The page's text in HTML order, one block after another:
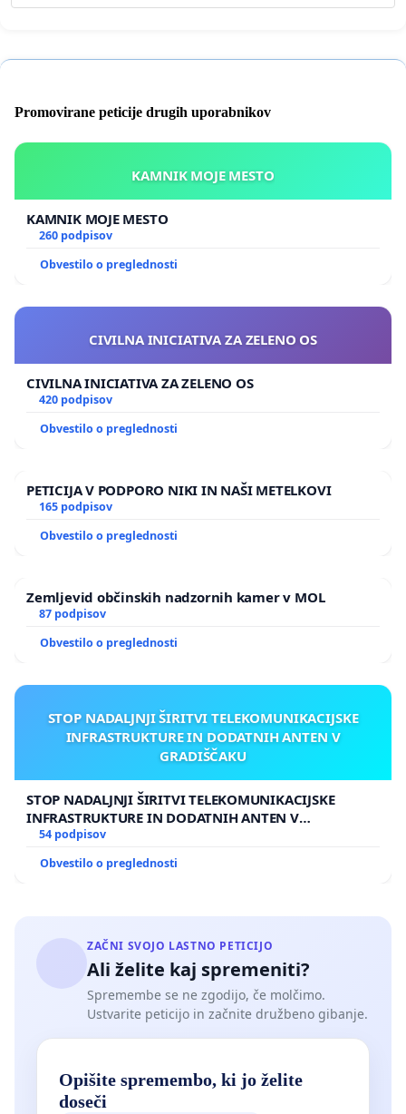
Promovirane peticije drugih uporabnikov
KAMNIK MOJE MESTO
KAMNIK MOJE MESTO
260 podpisov
Obvestilo o preglednosti
CIVILNA INICIATIVA ZA ZELENO OS
CIVILNA INICIATIVA ZA ZELENO OS
420 podpisov
Obvestilo o preglednosti
PETICIJA V PODPORO NIKI IN NAŠI METELKOVI
165 podpisov
Obvestilo o preglednosti
Zemljevid občinskih nadzornih kamer v MOL
87 podpisov
Obvestilo o preglednosti
STOP NADALJNJI ŠIRITVI TELEKOMUNIKACIJSKE
INFRASTRUKTURE IN DODATNIH ANTEN V
GRADIŠČAKU
STOP NADALJNJI ŠIRITVI TELEKOMUNIKACIJSKE
INFRASTRUKTURE IN DODATNIH ANTEN V
GRADIŠČAKU
54 podpisov
Obvestilo o preglednosti
ZAČNI SVOJO LASTNO PETICIJO
Ali želite kaj spremeniti?
Spremembe se ne zgodijo, če molčimo.
Ustvarite peticijo in začnite družbeno gibanje.
Opišite spremembo, ki jo želite
doseči